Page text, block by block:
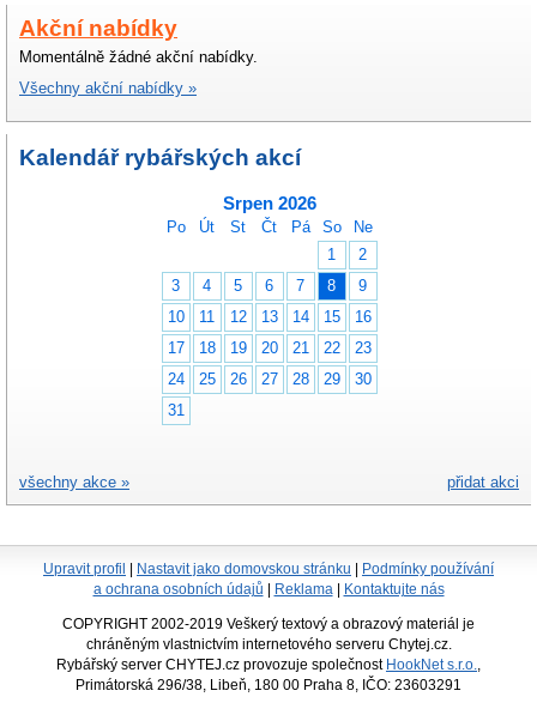
Akční nabídky
Momentálně žádné akční nabídky.
Všechny akční nabídky »
Kalendář rybářských akcí
Srpen 2026
Po Út St Čt Pá So
Ne
1
2
3
4 5 6 7 8
9
10
11 12 13 14 15
16
17
18 19 20 21 22
23
24
25 26 27 28 29
30
31
přidat akci
všechny akce »
Upravit profil Nastavit jako domovskou stránku
Podmínky používání
a ochrana osobních údajů
Reklama Kontaktujte nás
COPYRIGHT 2002-2019 Veškerý textový a obrazový materiál je
chráněným vlastnictvím internetového serveru Chytej.cz.
Rybářský server CHYTEJ.cz provozuje společnost HookNet s.r.o.
Primátorská 296/38, Libeň, 180 00 Praha 8, IČO: 23603291